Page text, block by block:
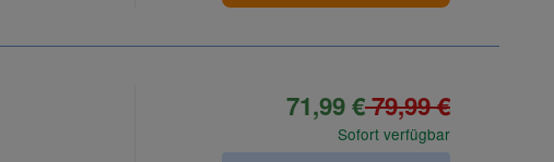
71,99 €79,99 €
Sofort verfügbar